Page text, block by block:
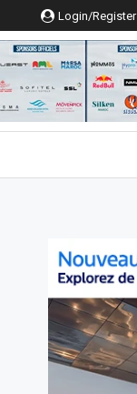
Login/Register